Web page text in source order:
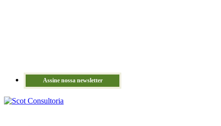
Assine nossa newsletter